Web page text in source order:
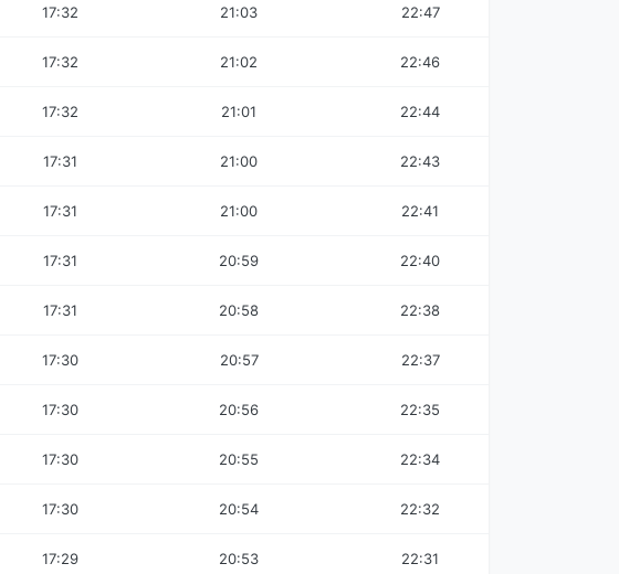
17:32 21:03 22:47
17:32 21:02 22:46
17:32 21:01 22:44
17:31 21:00 22:43
17:31 21:00 22:41
17:31 20:59 22:40
17:31 20:58 22:38
17:30 20:57 22:37
17:30 20:56 22:35
17:30 20:55 22:34
17:30 20:54 22:32
17:29 20:53 22:31